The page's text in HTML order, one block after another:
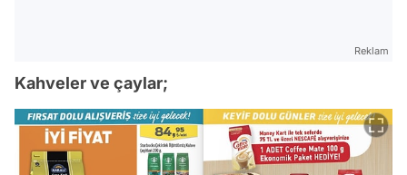
Reklam
Kahveler ve çaylar;